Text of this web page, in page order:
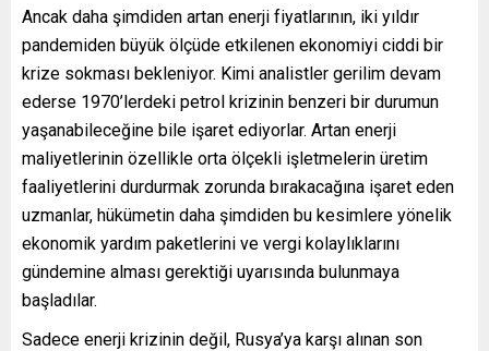
Ancak daha şimdiden artan enerji fiyatlarının, iki yıldır
pandemiden büyük ölçüde etkilenen ekonomiyi ciddi bir
krize sokması bekleniyor. Kimi analistler gerilim devam
ederse 1970’lerdeki petrol krizinin benzeri bir durumun
yaşanabileceğine bile işaret ediyorlar. Artan enerji
maliyetlerinin özellikle orta ölçekli işletmelerin üretim
faaliyetlerini durdurmak zorunda bırakacağına işaret eden
uzmanlar, hükümetin daha şimdiden bu kesimlere yönelik
ekonomik yardım paketlerini ve vergi kolaylıklarını
gündemine alması gerektiği uyarısında bulunmaya
başladılar.
Sadece enerji krizinin değil, Rusya’ya karşı alınan son